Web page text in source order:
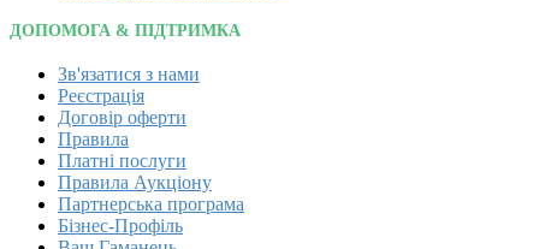
ДОПОМОГА & ПІДТРИМКА
Зв'язатися з нами
Реєстрація
Договір оферти
Правила
Платні послуги
Правила Аукціону
Партнерська програма
Бізнес-Профіль